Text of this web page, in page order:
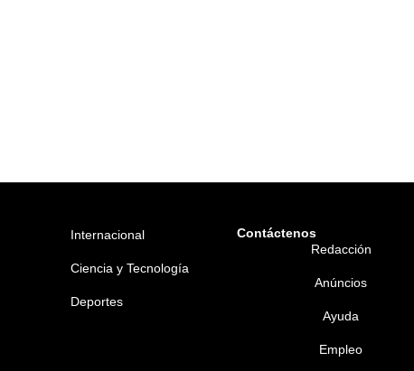
Internacional
Ciencia y Tecnología
Deportes
Contáctenos
Redacción
Anúncios
Ayuda
Empleo